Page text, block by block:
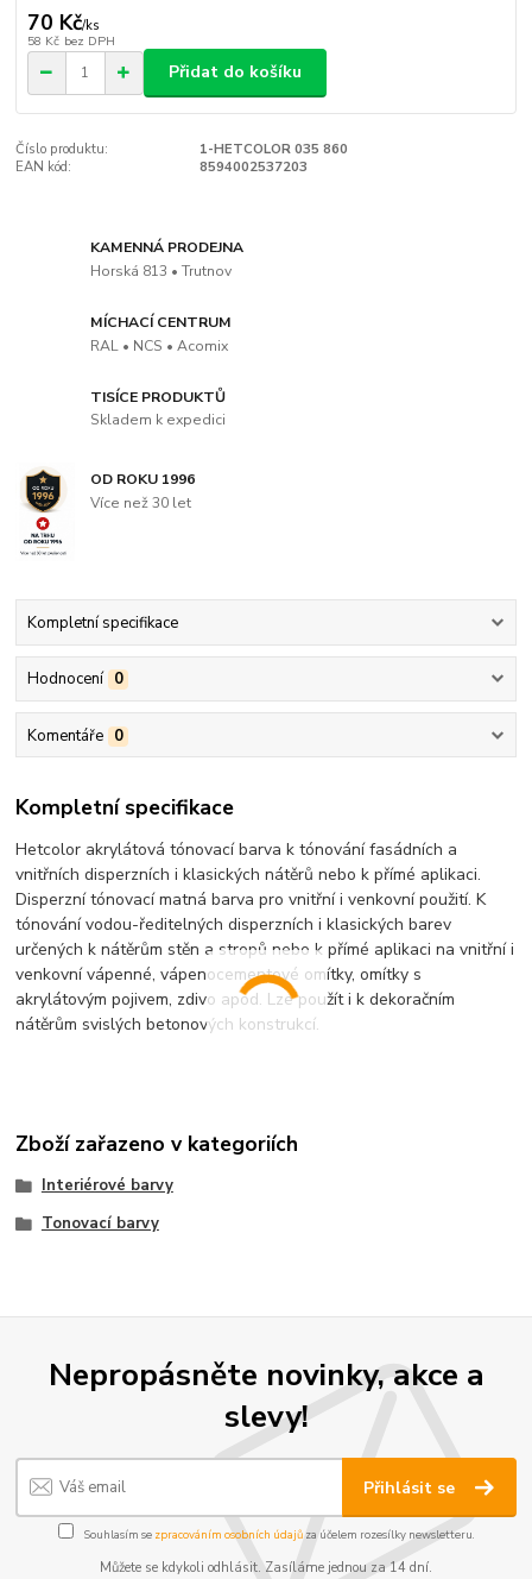
70 Kč/ks
58 Kč bez DPH
Přidat do košíku
Číslo produktu:
1-HETCOLOR 035 860
EAN kód:
8594002537203
KAMENNÁ PRODEJNA
Horská 813 • Trutnov
MÍCHACÍ CENTRUM
RAL • NCS • Acomix
TISÍCE PRODUKTŮ
Skladem k expedici
OD ROKU 1996
Více než 30 let
Kompletní specifikace
Hodnocení 0
Komentáře 0
Kompletní specifikace
Hetcolor akrylátová tónovací barva k tónování fasádních a
vnitřních disperzních i klasických nátěrů nebo k přímé aplikaci.
Disperzní tónovací matná barva pro vnitřní i venkovní použití. K
tónování vodou-ředitelných disperzních i klasických barev
určených k nátěrům stěn a stropů nebo k přímé aplikaci na vnitřní i
venkovní vápenné, vápenocementové omítky, omítky s
akrylátovým pojivem, zdivo apod. Lze použít i k dekoračním
nátěrům svislých betonových konstrukcí.
Zboží zařazeno v kategoriích
Interiérové barvy
Tonovací barvy
Nepropásněte novinky, akce a
slevy!
Přihlásit se
Souhlasím se zpracováním osobních údajůza účelem rozesílky newsletteru.
Můžete se kdykoli odhlásit. Zasíláme jednou za 14 dní.